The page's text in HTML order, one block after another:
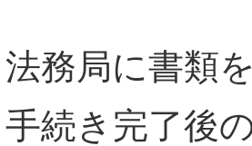
務局に書類
続き完了後